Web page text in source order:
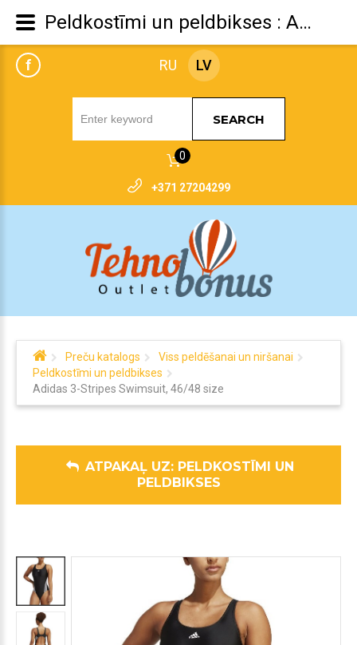
RU LV
f
SEARCH
0
+371 27204299
Preču katalogs
Viss peldēšanai un niršanai
Peldkostīmi un peldbikses
Adidas 3-Stripes Swimsuit, 46/48 size
ATPAKAĻ UZ: PELDKOSTĪMI UN
PELDBIKSES
Peldkostīmi un peldbikses : Adidas 3-Stripes Swimsuit, 46/48 size